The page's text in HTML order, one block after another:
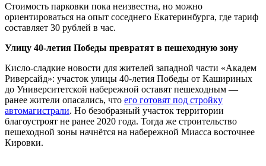
Стоимость парковки пока неизвестна, но можно
ориентироваться на опыт соседнего Екатеринбурга, где тариф
составляет 30 рублей в час.
Улицу 40-летия Победы превратят в пешеходную зону
Кисло-сладкие новости для жителей западной части «Академ
Риверсайд»: участок улицы 40-летия Победы от Кашириных
до Университетской набережной оставят пешеходным —
ранее жители опасались, что его готовят под стройку
автомагистрали. Но безобразный участок территории
благоустроят не ранее 2020 года. Тогда же строительство
пешеходной зоны начнётся на набережной Миасса восточнее
Кировки.